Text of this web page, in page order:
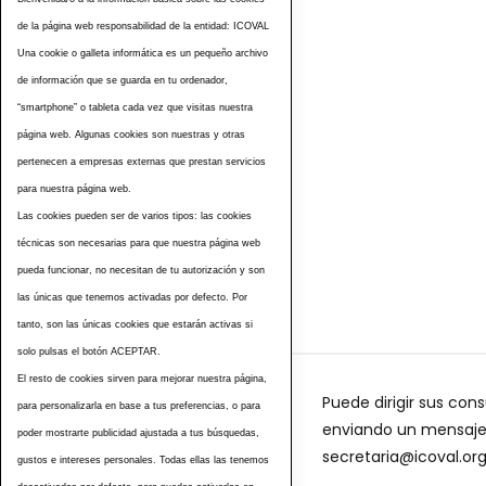
Etiquetas
Puede dirigir sus
enviando un
secretaria@icoval.org
de la página web responsabilidad de la entidad: ICOVAL
Una cookie o galleta informática es un pequeño archivo
de información que se guarda en tu ordenador,
“smartphone” o tableta cada vez que visitas nuestra
página web. Algunas cookies son nuestras y otras
pertenecen a empresas externas que prestan servicios
para nuestra página web.
Las cookies pueden ser de varios tipos: las cookies
técnicas son necesarias para que nuestra página web
pueda funcionar, no necesitan de tu autorización y son
las únicas que tenemos activadas por defecto. Por
tanto, son las únicas cookies que estarán activas si
solo pulsas el botón ACEPTAR.
El resto de cookies sirven para mejorar nuestra página,
para personalizarla en base a tus preferencias, o para
poder mostrarte publicidad ajustada a tus búsquedas,
gustos e intereses personales. Todas ellas las tenemos